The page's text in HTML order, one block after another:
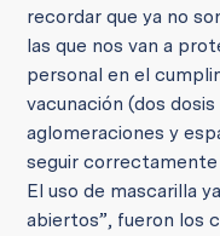
recordar que ya no
las que nos van a
personal en el
vacunación (dos
aglomeraciones y
seguir correctamente
El uso de mascarilla
abiertos”, fueron los